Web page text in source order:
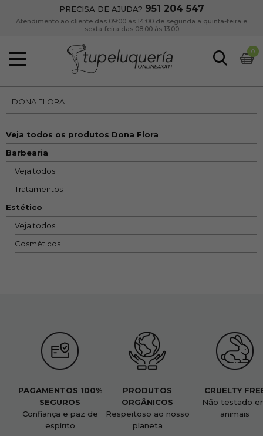
PRECISA DE AJUDA? 951 204 547
Atendimento ao cliente das 09:00 às 14:00 de segunda a quinta-feira e
sexta-feira das 08:00 às 13:00
0
DONA FLORA
Veja todos os produtos Dona Flora
Barbearia
Veja todos
Tratamentos
Estético
Veja todos
Cosméticos
PAGAMENTOS 100%
SEGUROS
Confiança e paz de
espírito
PRODUTOS
ORGÂNICOS
Respeitoso ao nosso
planeta
CRUELTY
Não testado
animais